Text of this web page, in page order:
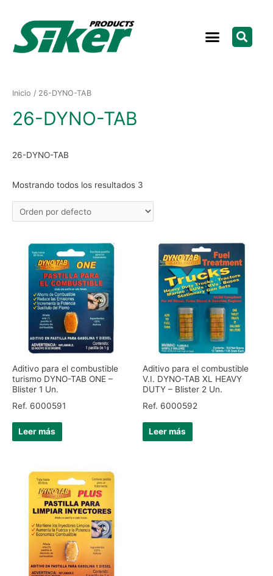
Inicio / 26-DYNO-TAB
26-DYNO-TAB
26-DYNO-TAB
Mostrando todos los resultados 3
Aditivo para el combustible
turismo DYNO-TAB ONE –
Blister 1 Un.
Ref. 6000591
Leer más
Aditivo para el combustible
V.I. DYNO-TAB XL HEAVY
DUTY – Blister 2 Un.
Ref. 6000592
Leer más